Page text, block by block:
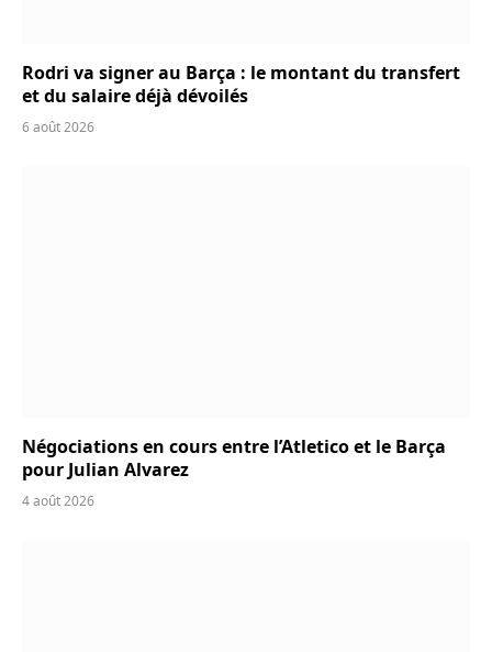
Rodri va signer au Barça : le montant du transfert
et du salaire déjà dévoilés
6 août 2026
Négociations en cours entre l’Atletico et le Barça
pour Julian Alvarez
4 août 2026